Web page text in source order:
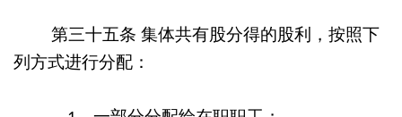
第三十五条 集体共有股分得的股利，按照下
列方式进行分配：